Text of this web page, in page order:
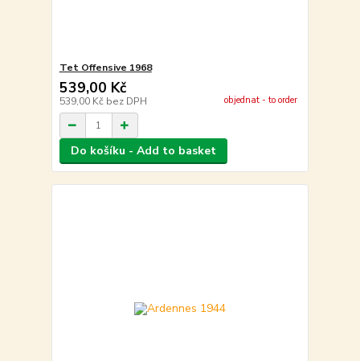
Tet Offensive 1968
539,00 Kč
539,00 Kč bez DPH objednat - to order
Do košíku - Add to basket